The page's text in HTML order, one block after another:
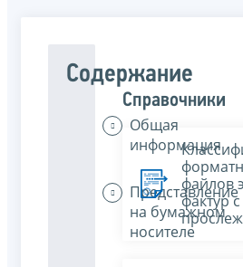
Содержание
Общая
информация
Представление
на бумажном
носителе
Справочники
файлов
фактур